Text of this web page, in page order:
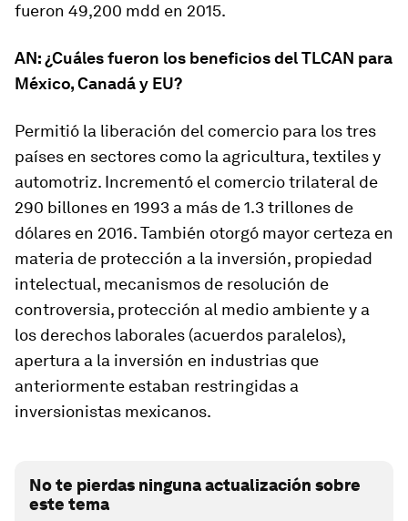
fueron 49,200 mdd en 2015.
AN: ¿Cuáles fueron los beneficios del TLCAN para
México, Canadá y EU?
Permitió la liberación del comercio para los tres
países en sectores como la agricultura, textiles y
automotriz. Incrementó el comercio trilateral de
290 billones en 1993 a más de 1.3 trillones de
dólares en 2016. También otorgó mayor certeza en
materia de protección a la inversión, propiedad
intelectual, mecanismos de resolución de
controversia, protección al medio ambiente y a
los derechos laborales (acuerdos paralelos),
apertura a la inversión en industrias que
anteriormente estaban restringidas a
inversionistas mexicanos.
No te pierdas ninguna actualización sobre
este tema